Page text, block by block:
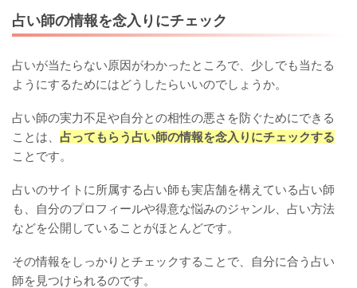
占い師の情報を念入りにチェック
占いが当たらない原因がわかったところで、少しでも当たる
ようにするためにはどうしたらいいのでしょうか。
占い師の実力不足や自分との相性の悪さを防ぐためにできる
ことは、 占ってもらう占い師の情報を念入りにチェックする
ことです。
占いのサイトに所属する占い師も実店舗を構えている占い師
も、自分のプロフィールや得意な悩みのジャンル、占い方法
などを公開していることがほとんどです。
その情報をしっかりとチェックすることで、自分に合う占い
師を見つけられるのです。